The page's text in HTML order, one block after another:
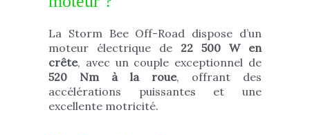
La Storm Bee Off-Road dispose d’un
moteur électrique de 22 500 W en
crête, avec un couple exceptionnel de
520 Nm à la roue, offrant des
accélérations puissantes et une
excellente motricité.